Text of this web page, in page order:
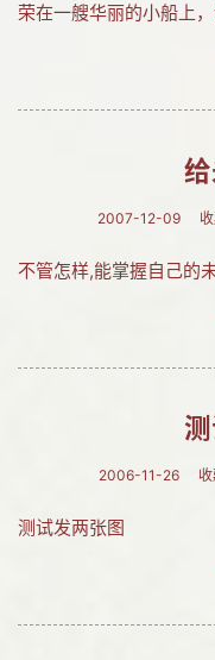
荣在一艘华丽的小船上
2007-12-09
不管怎样,能掌握自己的
2006-11-26
测试发两张图